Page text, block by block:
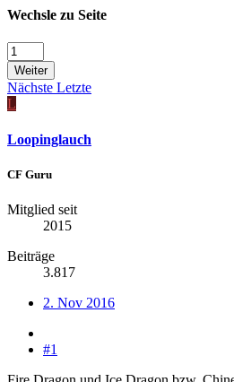
Wechsle zu Seite
Weiter
Nächste Letzte
L
Loopinglauch
CF Guru
Mitglied seit
2015
Beiträge
3.817
2. Nov 2016
#1